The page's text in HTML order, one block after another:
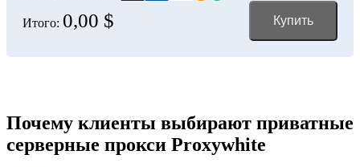
Боливия
150 IP-адресов
скидка 12%
200 IP-адресов
696,00 $
Итого: 0,00 $ Купить
Почему клиенты выбирают приватные
серверные прокси Proxywhite